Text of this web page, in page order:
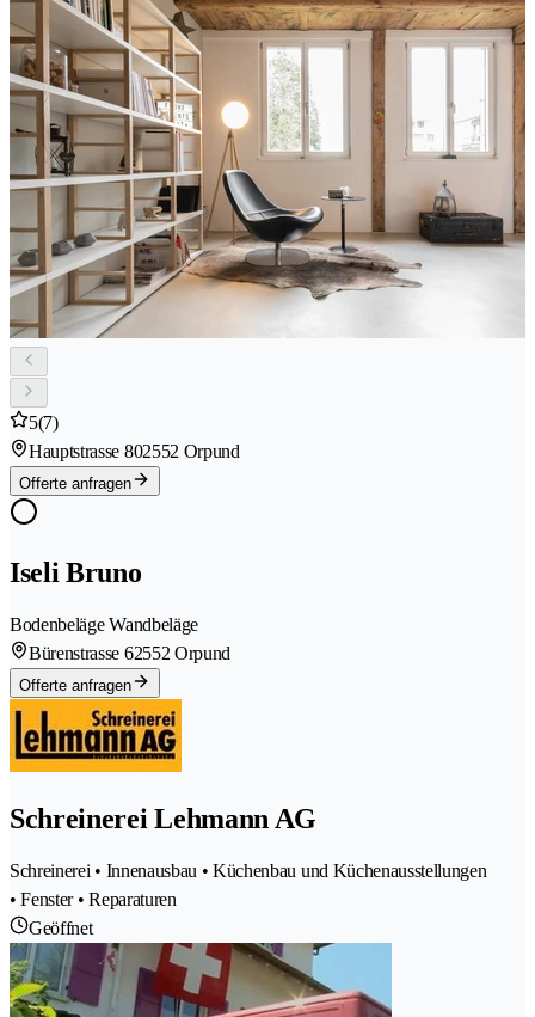
5(7)
Hauptstrasse 802552 Orpund
Offerte anfragen
Iseli Bruno
Bodenbeläge Wandbeläge
Bürenstrasse 62552 Orpund
Offerte anfragen
Schreinerei Lehmann AG
Schreinerei • Innenausbau • Küchenbau und Küchenausstellungen
• Fenster • Reparaturen
Geöffnet